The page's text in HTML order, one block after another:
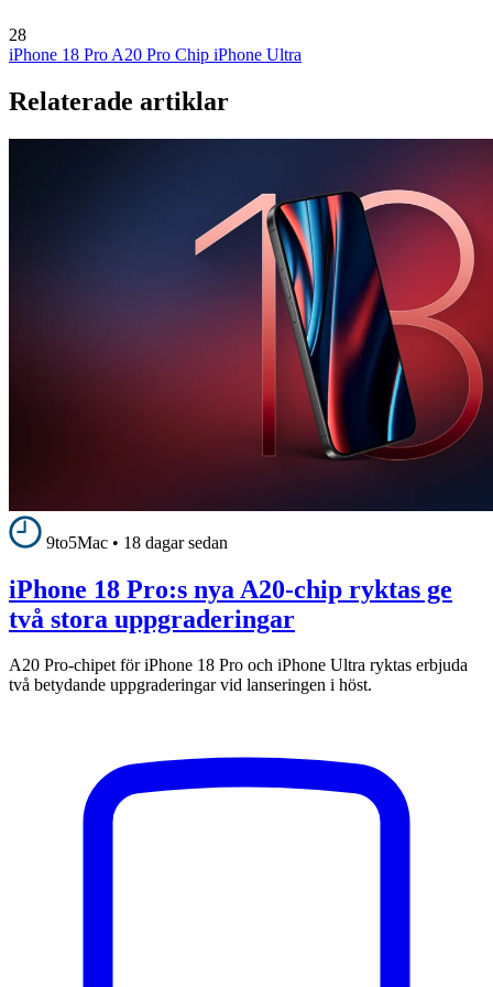
28
iPhone 18 Pro A20 Pro Chip iPhone Ultra
Relaterade artiklar
9to5Mac • 18 dagar sedan
iPhone 18 Pro:s nya A20-chip ryktas ge
två stora uppgraderingar
A20 Pro-chipet för iPhone 18 Pro och iPhone Ultra ryktas erbjuda
två betydande uppgraderingar vid lanseringen i höst.